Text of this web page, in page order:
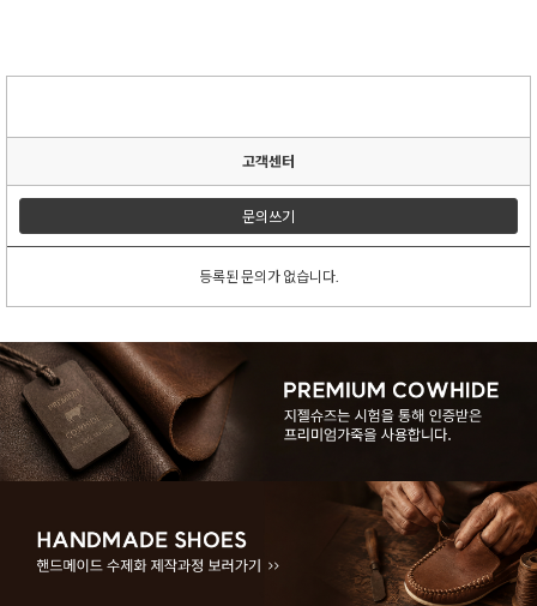
고객센터
문의쓰기
등록된 문의가 없습니다.